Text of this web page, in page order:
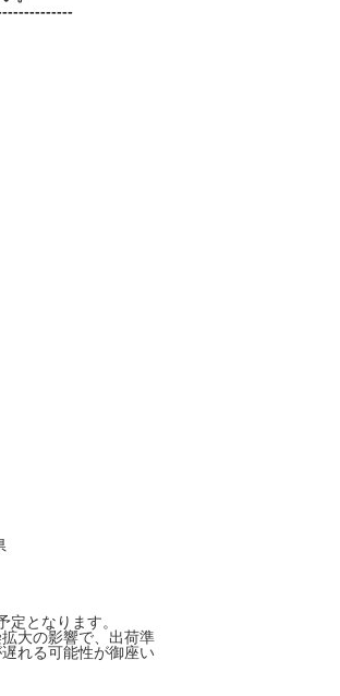
となります。
大の影響で、出荷準
れる可能性が御座い